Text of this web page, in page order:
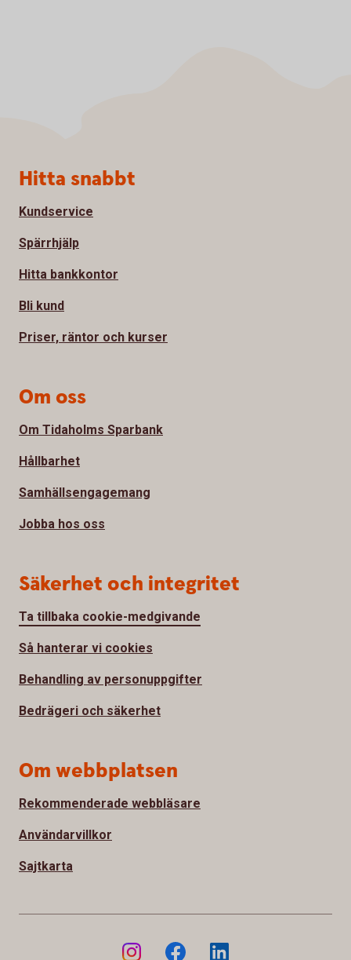
Sidfot
Hitta snabbt
Kundservice
Spärrhjälp
Hitta bankkontor
Bli kund
Priser, räntor och kurser
Om oss
Om Tidaholms Sparbank
Hållbarhet
Samhällsengagemang
Jobba hos oss
Säkerhet och integritet
Ta tillbaka cookie-medgivande
Så hanterar vi cookies
Behandling av personuppgifter
Bedrägeri och säkerhet
Om webbplatsen
Rekommenderade webbläsare
Användarvillkor
Sajtkarta